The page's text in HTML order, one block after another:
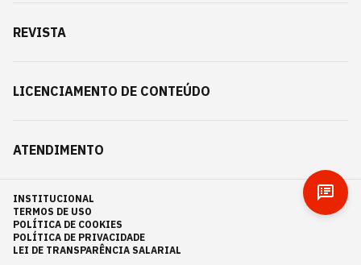
REVISTA
LICENCIAMENTO DE CONTEÚDO
ATENDIMENTO
INSTITUCIONAL
TERMOS DE USO
POLÍTICA DE COOKIES
POLÍTICA DE PRIVACIDADE
LEI DE TRANSPARÊNCIA SALARIAL